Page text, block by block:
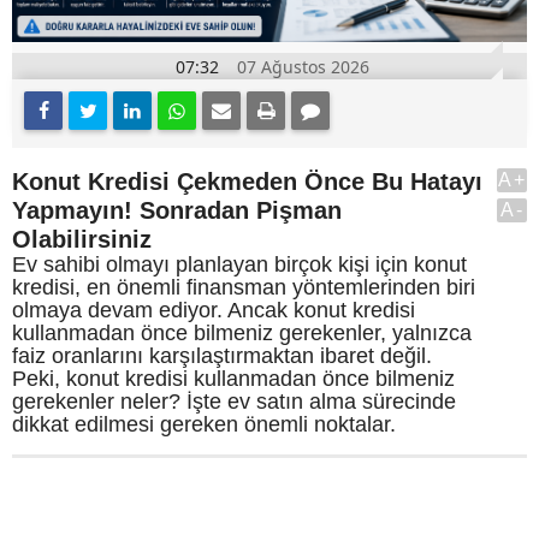
07:32 07 Ağustos 2026
Konut Kredisi Çekmeden Önce Bu Hatayı
Yapmayın! Sonradan Pişman
Olabilirsiniz
Ev sahibi olmayı planlayan birçok kişi için konut
kredisi, en önemli finansman yöntemlerinden biri
olmaya devam ediyor. Ancak konut kredisi
kullanmadan önce bilmeniz gerekenler, yalnızca
faiz oranlarını karşılaştırmaktan ibaret değil.
Peki, konut kredisi kullanmadan önce bilmeniz
gerekenler neler? İşte ev satın alma sürecinde
dikkat edilmesi gereken önemli noktalar.
A+
A-